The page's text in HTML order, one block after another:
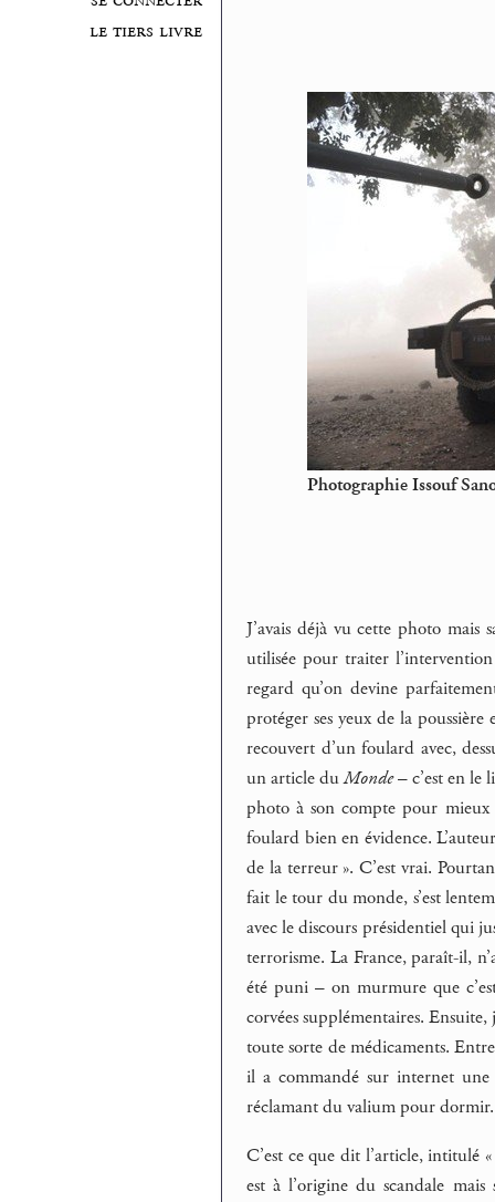
le tiers livre
Photographie Issouf
J’avais déjà vu cette photo mais
utilisée pour traiter
regard qu’on devine
protéger ses yeux de la poussière
recouvert d’un foulard avec,
un article duMonde– c’est en le
photo à son compte pour
foulard bien en évidence.
de la terreur ». C’est vrai.
fait le tour du monde, s’est
avec le discours présidentiel qui
terrorisme. La France, paraît-il,
été puni – on murmure que
corvées supplémentaires.
toute sorte de médicaments.
il a commandé sur internet
réclamant du valium pour dormir.
C’est ce que dit l’article, intitulé
est à l’origine du scandale